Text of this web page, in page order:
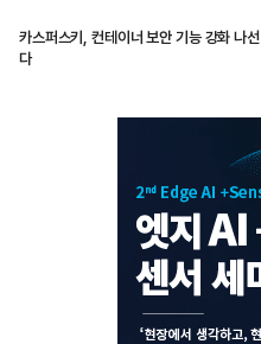
카스퍼스키, 컨테이너 보안 기능 강화 나선
다